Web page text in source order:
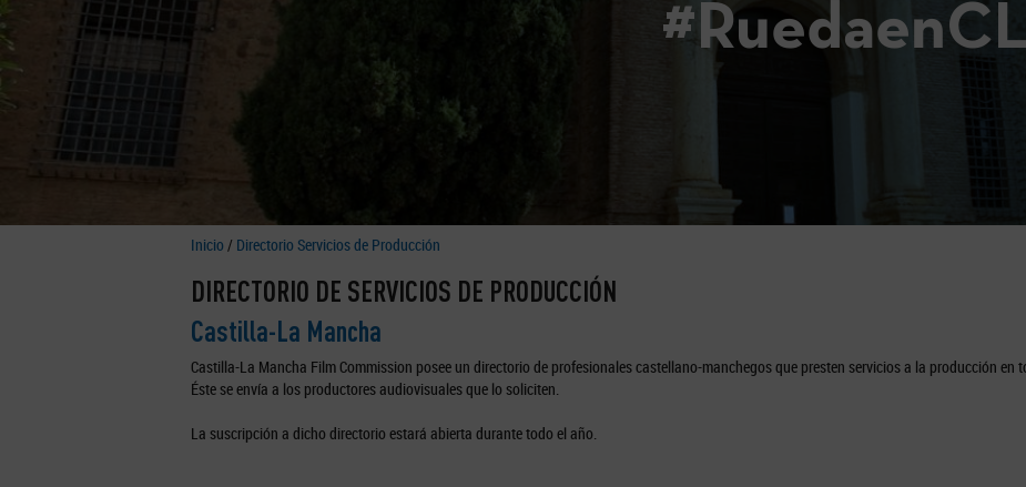
Inicio / Directorio Servicios de Producción
DIRECTORIO DE SERVICIOS DE PRODUCCIÓN
Castilla-La Mancha
Castilla-La Mancha Film Commission posee un directorio de profesionales castellano-manchegos que presten servicios a la producción en
Éste se envía a los productores audiovisuales que lo soliciten.
La suscripción a dicho directorio estará abierta durante todo el año.